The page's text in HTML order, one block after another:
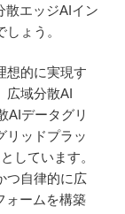
散エッジAIイン
ょう。
想的に実現す
広域分散AI
AIデータグリ
リッドプラッ
しています。
つ自律的に広
ォームを構築